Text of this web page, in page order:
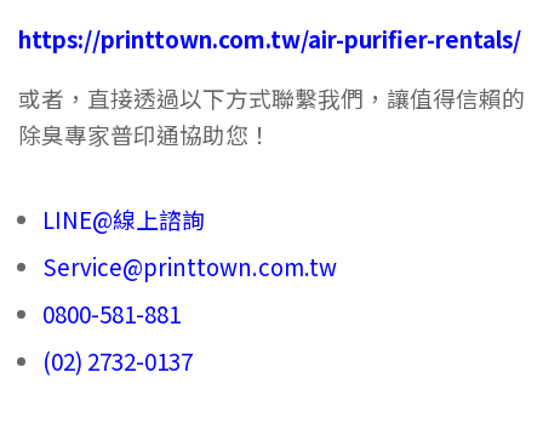
https://printtown.com.tw/air-purifier-rentals/
或者，直接透過以下方式聯繫我們，讓值得信賴的
除臭專家普印通協助您！
LINE@線上諮詢
Service@printtown.com.tw
0800-581-881
(02) 2732-0137